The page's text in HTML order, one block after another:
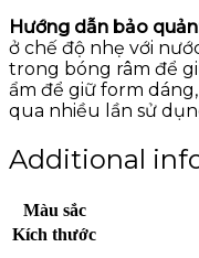
Hướng dẫn bảo
ở chế độ nhẹ với
trong bóng râm để
ẩm để giữ form
qua nhiều lần sử
Additional
Màu sắc
Kích thước